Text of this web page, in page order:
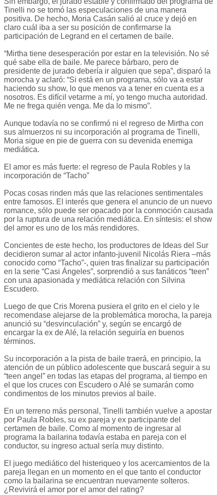
Tinelli no se tomó las especulaciones de una manera
positiva. De hecho, Moria Casán salió al cruce y dejó en
claro cuál iba a ser su posición de confirmarse la
participación de Legrand en el certamen de baile.
“Mirtha tiene desesperación por estar en la televisión. No sé
qué sabe ella de baile. Me parece bárbaro, pero de
presidente de jurado debería ir alguien que sepa”, disparó la
morocha y aclaró: “Si está en un programa, sólo va a estar
haciendo su show, lo que menos va a tener en cuenta es a
nosotros. Es difícil vetarme a mí, yo tengo mucha autoridad.
Me ne frega quién venga. Me da lo mismo”.
Aunque todavía no se confirmó ni el regreso de Mirtha con
sus almuerzos ni su incorporación al programa de Tinelli,
Moria sigue en pie de guerra con su devenida enemiga
mediática.
El amor es más fuerte: el regreso de Paula Robles y la
incorporación de “Tacho”
Pocas cosas rinden más que las relaciones sentimentales
entre famosos. El interés que genera el anuncio de un nuevo
romance, sólo puede ser opacado por la conmoción causada
por la ruptura de una relación mediática. En síntesis: el show
del amor es uno de los más rendidores.
Concientes de este hecho, los productores de Ideas del Sur
decidieron sumar al actor infanto-juvenil Nicolás Riera –más
conocido como “Tacho”-, quien tras finalizar su participación
en la serie “Casi Ángeles”, sorprendió a sus fanáticos “teen”
con una apasionada y mediática relación con Silvina
Escudero.
Luego de que Cris Morena pusiera el grito en el cielo y le
recomendase alejarse de la problemática morocha, la pareja
anunció su “desvinculación” y, según se encargó de
encargar la ex de Alé, la relación seguiría en buenos
términos.
Su incorporación a la pista de baile traerá, en principio, la
atención de un público adolescente que buscará seguir a su
“teen angel” en todas las etapas del programa, al tiempo en
el que los cruces con Escudero o Alé se sumarán como
condimentos de los minutos previos al baile.
En un terreno más personal, Tinelli también vuelve a apostar
por Paula Robles, su ex pareja y ex participante del
certamen de baile. Como al momento de ingresar al
programa la bailarina todavía estaba en pareja con el
conductor, su ingreso actual sería muy distinto.
El juego mediático del histeriqueo y los acercamientos de la
pareja llegan en un momento en el que tanto el conductor
como la bailarina se encuentran nuevamente solteros.
¿Revivirá el amor por el amor del rating?